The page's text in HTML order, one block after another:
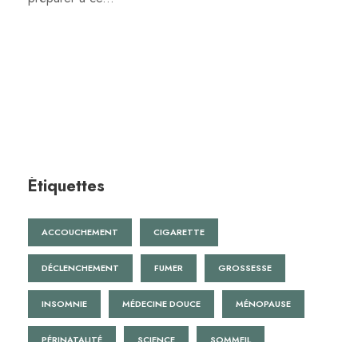
Étiquettes
ACCOUCHEMENT CIGARETTE
DÉCLENCHEMENT FUMER GROSSESSE
INSOMNIE MÉDECINE DOUCE MÉNOPAUSE